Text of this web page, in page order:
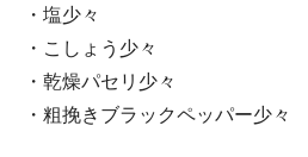
・塩少々
・こしょう少々
・乾燥パセリ少々
・粗挽きブラックペッパー少々